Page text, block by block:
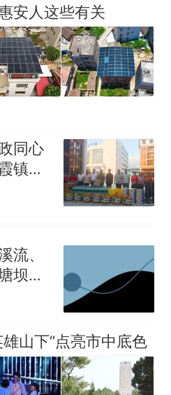
安人这些有关
同心
镇推
流、
坝等
钓及
通告
山下”点亮市中底色